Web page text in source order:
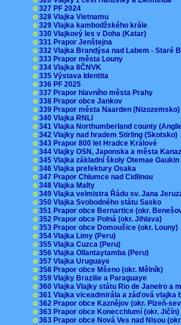
o 327 PF 2024
o 328 Vlajka Vietnamu
o 329 Vlajka kambodžského krále
o 330 Vlajkový les v Doha (Katar)
o 331 Prapor Jenštejna
o 332 Vlajka Brandýsa nad Labem - Staré
o 333 Prapor města Louny
o 334 Vlajka 8ČNVK
o 335 Výstava Identita
o 336 PF 2025
o 337 Prapor hlavního města Prahy
o 338 Prapor obce Jankov
o 339 Prapor města Naarden
o 340 Vlajka RNLI
o 341 Vlajka Northumberland county
o 342 Vlajky nad hradem Stirling (Skotsko)
o 343 Prapor 800 let Hradce Králové
o 344 Vlajky OSN, Japonska a města
o 345 Vlajka základní školy Otemae
o 346 Vlajka prefektury Osaka
o 347 Prapor Chlumce nad Cidlinou
o 348 Vlajka Malty
o 349 Vlajka velmistra Řádu sv. Jana
o 350 Vlajka Svobodného státu Sasko
o 351 Prapor obce Bernartice (okr.
o 352 Prapor obce Polná (okr. Jihlava)
o 353 Prapor obce Domoušice (okr. Louny)
o 354 Vlajka Limy (Peru)
o 355 Vlajka Cuzca (Peru)
o 356 Vlajka Ollantaytamba (Peru)
o 357 Vlajka Uruguaye
o 358 Prapor obce Mšeno (okr. Mělník)
o 359 Vlajky Brazilie a Paraguaye
o 360 Vlajka Vlajky státu Rio de Janeiro a
o 361 Vlajka viceadmirála a záďová
o 362 Prapor obce Kaznějov (okr. Plzeň-
o 363 Prapor obce Konecchlumí (okr.
o 363 Prapor obce Nová Ves nad Nisou